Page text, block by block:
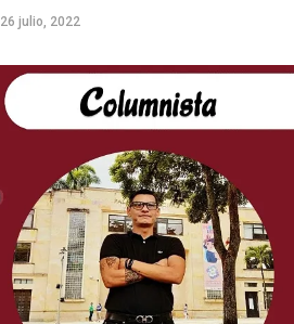
26 julio, 2022